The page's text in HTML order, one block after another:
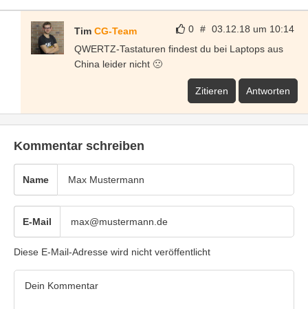
0 # 03.12.18 um 10:14
Tim CG-Team
QWERTZ-Tastaturen findest du bei Laptops aus
China leider nicht 🙁
Zitieren Antworten
Kommentar schreiben
Name
E-Mail
Diese E-Mail-Adresse wird nicht veröffentlicht